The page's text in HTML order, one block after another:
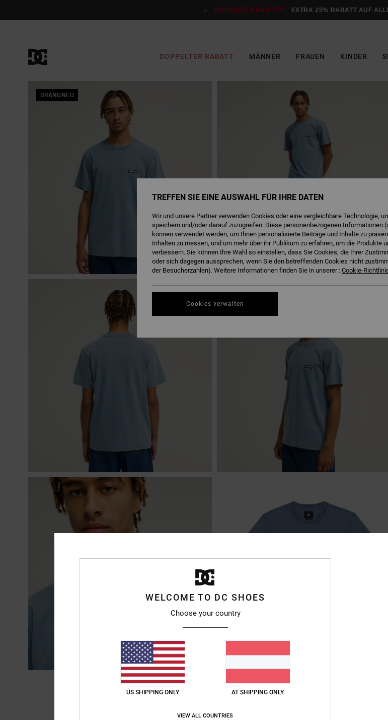
DOPPELTER RABATT*: EXTRA 25% RABATT AUF
DOPPELTER RABATT MÄNNER FRAUEN KINDER
BRANDNEU
WELCOME TO DC SHOES
Choose your country
US SHIPPING ONLY AT SHIPPING ONLY
VIEW ALL COUNTRIES
TREFFEN SIE EINE AUSWAHL FÜR IHRE DATEN
Wir und unsere Partner verwenden Cookies oder eine vergleichbare Technologie,
speichern und/oder darauf zuzugreifen. Diese personenbezogenen Informationen
können verwendet werden, um Ihnen personalisierte Beiträge und Inhalte zu
Inhalten zu messen, und um mehr über ihr Publikum zu erfahren, um die Produkte
verbessern. Sie können Ihre Wahl so einstellen, dass Sie Cookies, die Ihrer
oder sich dagegen aussprechen, wenn Sie den betreffenden Cookies nicht
der Besucherzahlen). Weitere Informationen finden Sie in unserer : Cookie-
Cookies verwalten